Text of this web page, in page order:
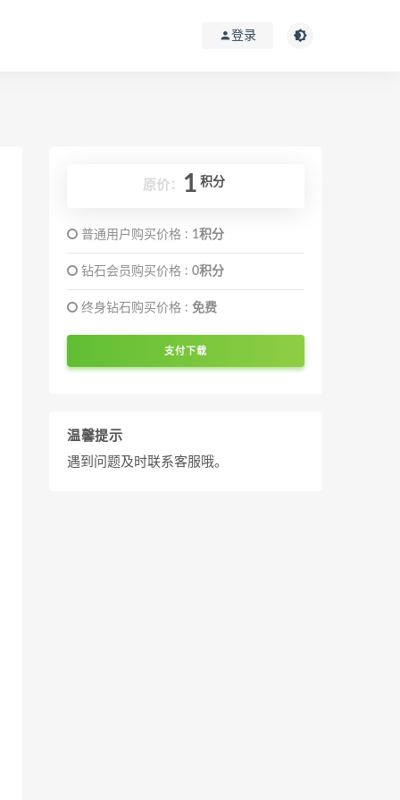
登录
原价： 1 积分
普通用户购买价格 : 1积分
钻石会员购买价格 : 0积分
终身钻石购买价格 : 免费
支付下载
温馨提示
遇到问题及时联系客服哦。